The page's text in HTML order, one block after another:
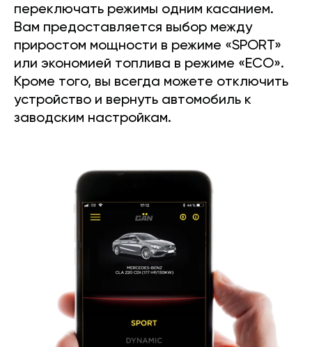
переключать режимы одним касанием.
Вам предоставляется выбор между
приростом мощности в режиме «SPORT»
или экономией топлива в режиме «ECO».
Кроме того, вы всегда можете отключить
устройство и вернуть автомобиль к
заводским настройкам.